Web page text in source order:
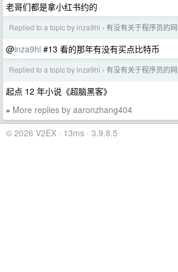
老哥们都是拿小红书约的
Replied to a topic by inza9hi › 有没有关于程序员的网
@inza9hi #13 看的那年有没有买点比特币
Replied to a topic by inza9hi › 有没有关于程序员的网
起点 12 年小说《超脑黑客》
» More replies by aaronzhang404
© 2026 V2EX · 13ms · 3.9.8.5